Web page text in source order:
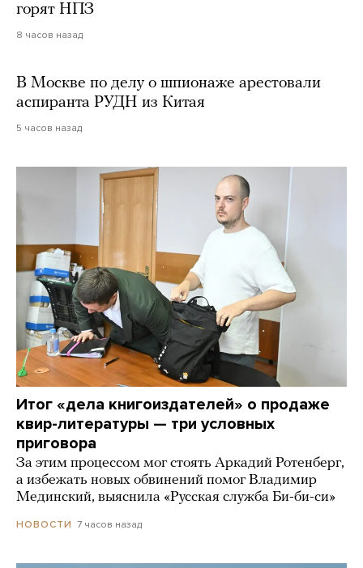
горят НПЗ
8 часов назад
В Москве по делу о шпионаже арестовали
аспиранта РУДН из Китая
5 часов назад
Итог «дела книгоиздателей» о продаже
квир-литературы — три условных
приговора
За этим процессом мог стоять Аркадий Ротенберг,
а избежать новых обвинений помог Владимир
Мединский, выяснила «Русская служба Би-би-си»
НОВОСТИ 7 часов назад